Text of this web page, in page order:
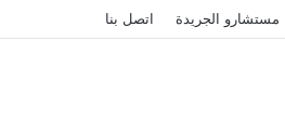
مستشارو الجريدة اتصل بنا